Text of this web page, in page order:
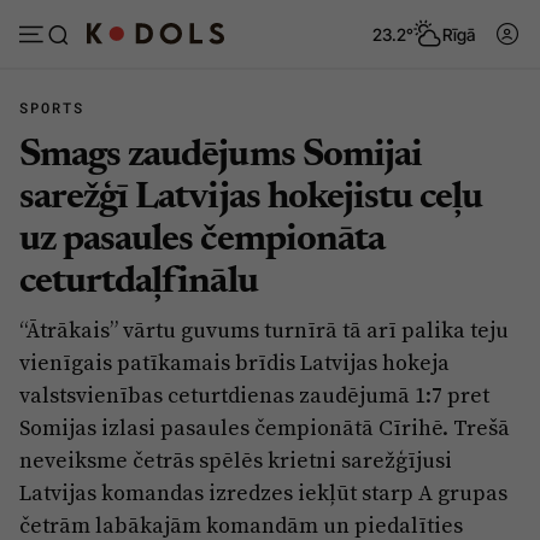
23.2° Rīgā
Abonēt Pieslēgties
Ziņas
Politika
Pašvaldības
Izglītība
Veselība
Vide
Tēmas
Dzīve un ticība
Ekonomika
Krimināli
Sarunas
SPORTS
Smags zaudējums Somijai
sarežģī Latvijas hokejistu ceļu
uz pasaules čempionāta
ceturtdaļfinālu
“Ātrākais” vārtu guvums turnīrā tā arī palika teju
vienīgais patīkamais brīdis Latvijas hokeja
valstsvienības ceturtdienas zaudējumā 1:7 pret
Somijas izlasi pasaules čempionātā Cīrihē. Trešā
neveiksme četrās spēlēs krietni sarežģījusi
Latvijas komandas izredzes iekļūt starp A grupas
četrām labākajām komandām un piedalīties